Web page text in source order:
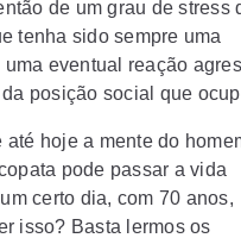
de um grau de stress
tenha sido sempre uma
eventual reação
posição social que
hoje a mente do
pode passar a vida
certo dia, com 70 anos,
isso? Basta lermos os